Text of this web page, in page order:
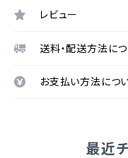
レビュー
送料・配送方法に
お支払い方法につ
最近